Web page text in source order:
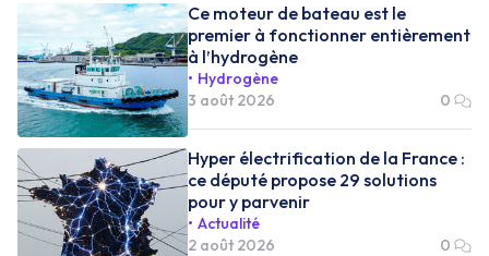
Ce moteur de bateau est le
premier à fonctionner entièrement
à l’hydrogène
Hydrogène
3 août 2026
0
Hyper électrification de la France :
ce député propose 29 solutions
pour y parvenir
Actualité
2 août 2026
0